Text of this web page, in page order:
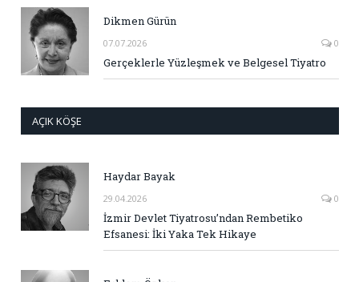
Dikmen Gürün
07.07.2026 0
Gerçeklerle Yüzleşmek ve Belgesel Tiyatro
AÇIK KÖŞE
Haydar Bayak
29.04.2026 0
İzmir Devlet Tiyatrosu’ndan Rembetiko
Efsanesi: İki Yaka Tek Hikaye